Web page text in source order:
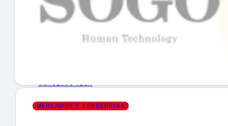
EMPRESAS
GUÍA DE COMPRA
MERCADOS Y TENDENCIAS
MERCADOS Y TENDENCIAS